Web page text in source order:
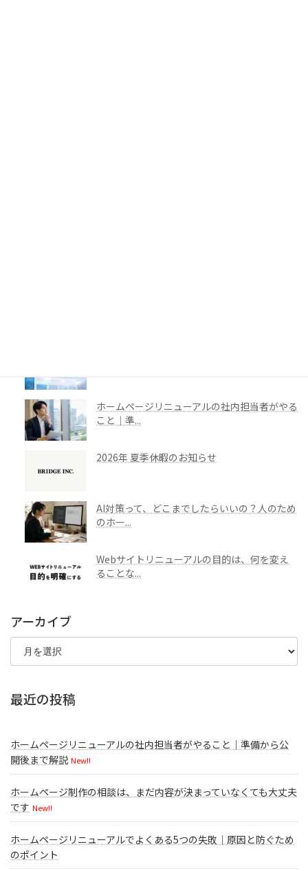
ホームページリニューアルの社内担当者がやる
こと｜準...
2026年 夏季休暇のお知らせ
AI対策って、どこまでしたらいいの？人のため
のホー...
Webサイトリニューアルの目的は、何を変え
ることな...
アーカイブ
ア
カ
ブ
最近の投稿
ホームページリニューアルの社内担当者がやること｜準備から公
開後まで解説 New!!
ホームページ制作の相談は、まだ内容が決まっていなくても大丈夫
です New!!
ホームページリニューアルでよくある5つの失敗｜原因と防ぐため
のポイント